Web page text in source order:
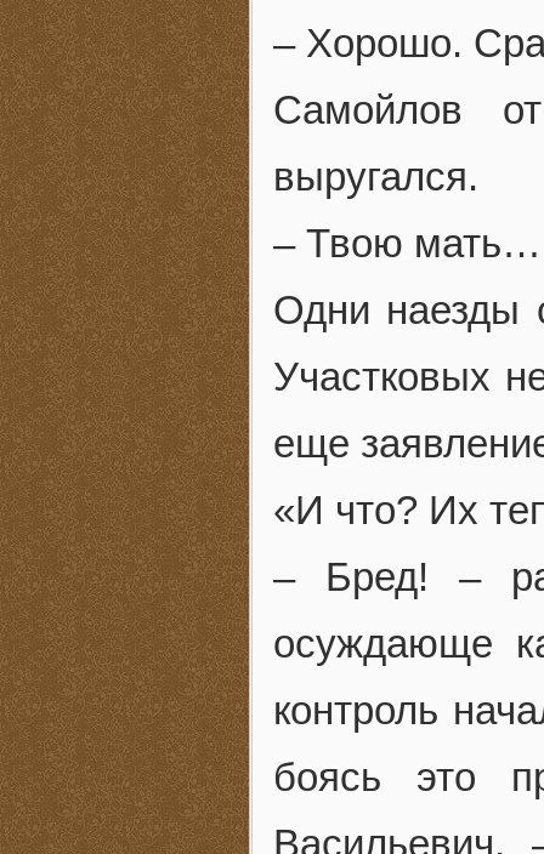
– Хорошо.
Самойлов
выругался.
– Твою мать…
Одни наезды
Участковых
еще
«И что? Их
– Бред! –
осуждающе
контроль
боясь это